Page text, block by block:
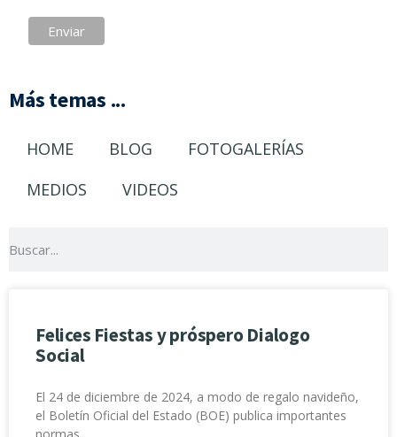
Más temas ...
HOME BLOG
FOTOGALERÍAS
MEDIOS
VIDEOS
Felices Fiestas y próspero Dialogo
Social
El 24 de diciembre de 2024, a modo de regalo navideño,
el Boletín Oficial del Estado (BOE) publica importantes